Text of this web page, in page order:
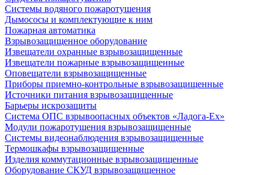
Системы водяного пожаротушения
Дымососы и комплектующие к ним
Пожарная автоматика
Взрывозащищенное оборудование
Извещатели охранные взрывозащищенные
Извещатели пожарные взрывозащищенные
Оповещатели взрывозащищенные
Приборы приемно-контрольные взрывозащищенные
Источники питания взрывозащищенные
Барьеры искрозащиты
Система ОПС взрывоопасных объектов «Ладога-Ex»
Модули пожаротушения взрывозащищенные
Системы видеонаблюдения взрывозащищенные
Термошкафы взрывозащищенные
Изделия коммутационные взрывозащищенные
Оборудование СКУД взрывозащищенное